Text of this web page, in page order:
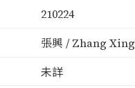
210224
張興 / Zhang Xing
未詳